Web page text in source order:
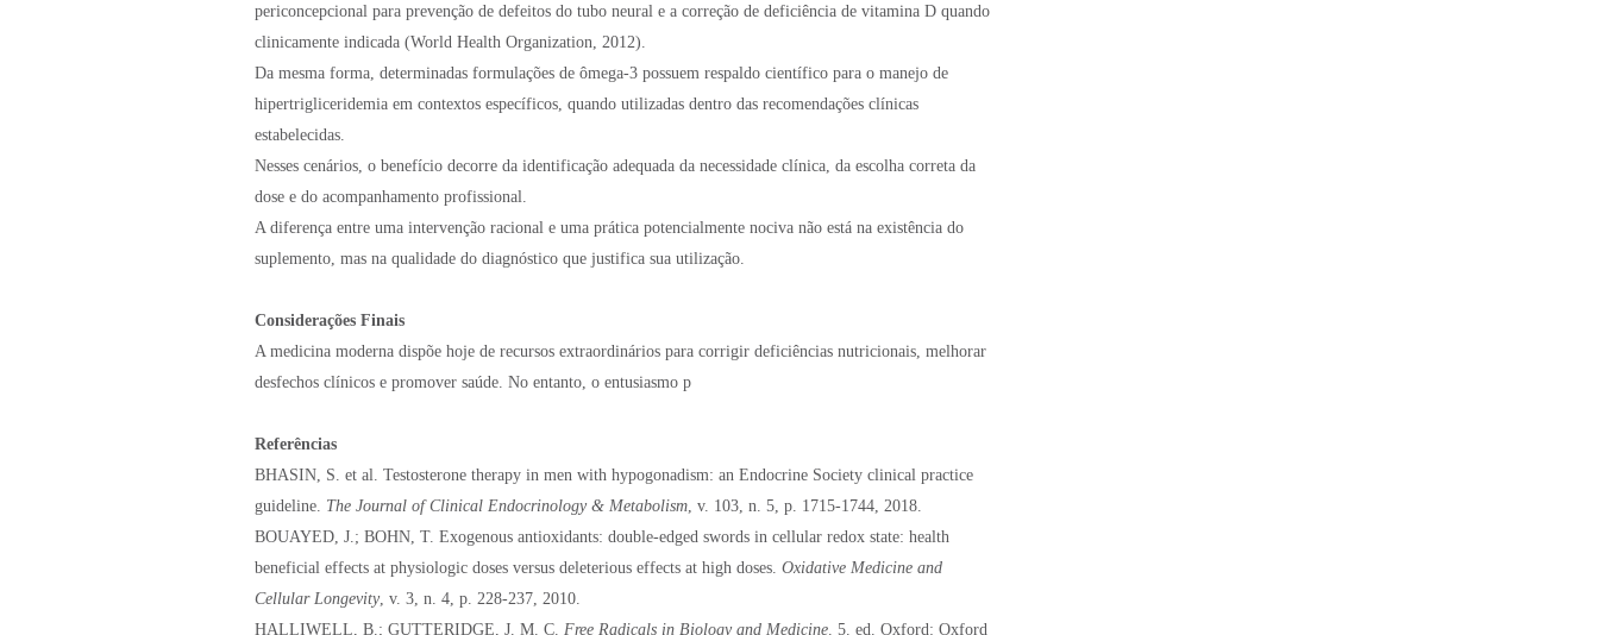
periconcepcional para prevenção de defeitos do tubo neural e a correção de deficiência de vitamina D quando
clinicamente indicada (World Health Organization, 2012).
Da mesma forma, determinadas formulações de ômega-3 possuem respaldo científico para o manejo de
hipertrigliceridemia em contextos específicos, quando utilizadas dentro das recomendações clínicas
estabelecidas.
Nesses cenários, o benefício decorre da identificação adequada da necessidade clínica, da escolha correta da
dose e do acompanhamento profissional.
A diferença entre uma intervenção racional e uma prática potencialmente nociva não está na existência do
suplemento, mas na qualidade do diagnóstico que justifica sua utilização.
Considerações Finais
A medicina moderna dispõe hoje de recursos extraordinários para corrigir deficiências nutricionais, melhorar
desfechos clínicos e promover saúde. No entanto, o entusiasmo p
Referências
BHASIN, S. et al. Testosterone therapy in men with hypogonadism: an Endocrine Society clinical practice
guideline. The Journal of Clinical Endocrinology & Metabolism , v. 103, n. 5, p. 1715-1744, 2018.
BOUAYED, J.; BOHN, T. Exogenous antioxidants: double-edged swords in cellular redox state: health
beneficial effects at physiologic doses versus deleterious effects at high doses. Oxidative Medicine and
Cellular Longevity, v. 3, n. 4, p. 228-237, 2010.
HALLIWELL, B.; GUTTERIDGE, J. M. C. Free Radicals in Biology and Medicine . 5. ed. Oxford: Oxford